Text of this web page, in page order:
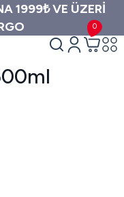
1999₺ VE ÜZERİ
0